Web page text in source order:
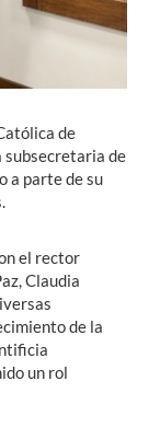
de
subsecretaria de
a parte de su
el rector
Claudia
de la
un rol